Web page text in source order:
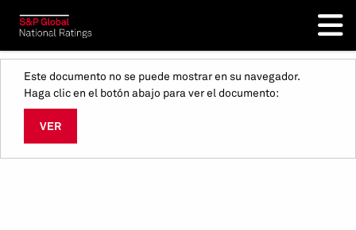
Este documento no se puede mostrar en su navegador.
Haga clic en el botón abajo para ver el documento:
VER